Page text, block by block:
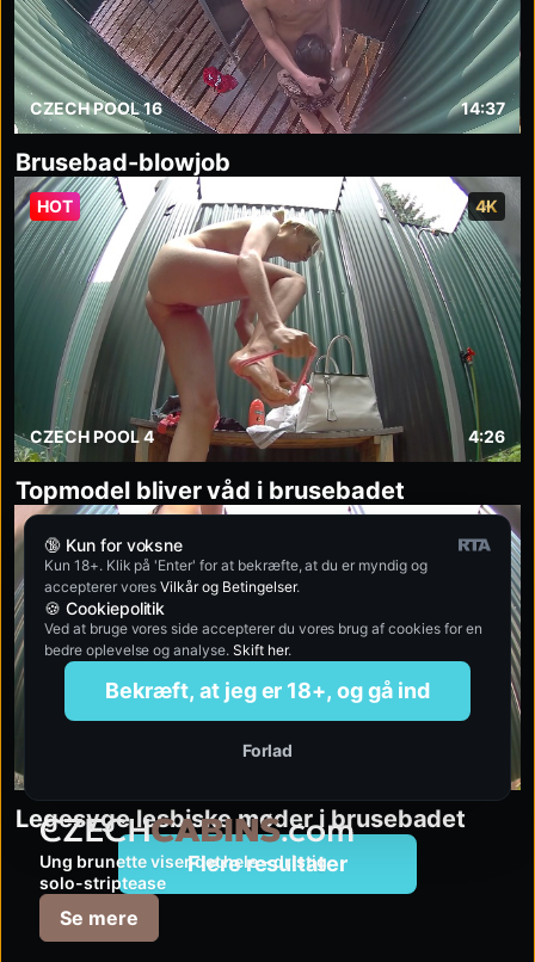
CZECH POOL 16 14:37
Brusebad-blowjob
HOT 4K
CZECH POOL 4 4:26
Topmodel bliver våd i brusebadet
HOT 4K
Legesyge lesbiske møder i brusebadet
Flere resultater
czechcabins.com
Ung brunette viser det hele – dristig
solo-striptease
Se mere
🔞 Kun for voksne
Kun 18+. Klik på 'Enter' for at bekræfte, at du er myndig og
accepterer voresVilkår og Betingelser.
🍪 Cookiepolitik
Ved at bruge vores side accepterer du vores brug af cookies for en
bedre oplevelse og analyse. Skift her.
Bekræft, at jeg er 18+, og gå ind
Forlad